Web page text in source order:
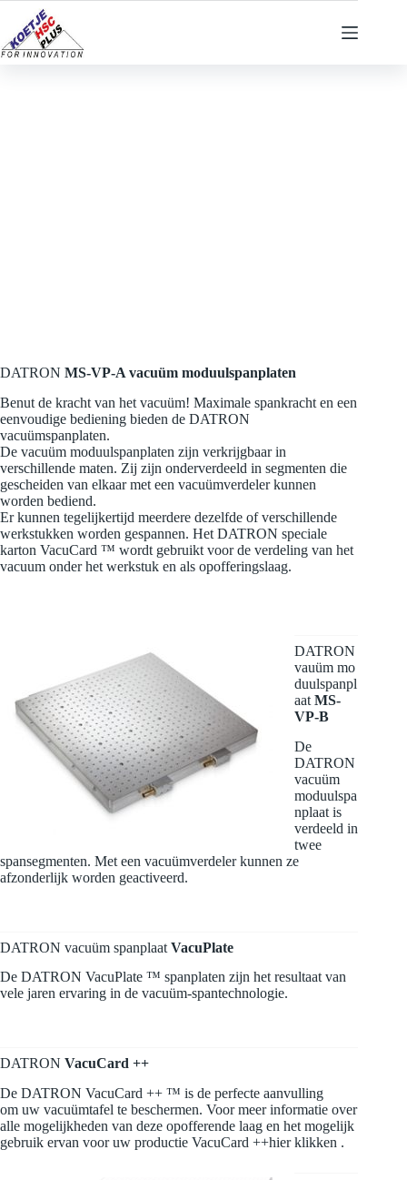
de
inhoud
DATRON MS-VP-A vacuüm moduulspanplaten
Benut de kracht van het vacuüm! Maximale spankracht en een
eenvoudige bediening bieden de DATRON
vacuümspanplaten.
De vacuüm moduulspanplaten zijn verkrijgbaar in
verschillende maten. Zij zijn onderverdeeld in segmenten die
gescheiden van elkaar met een vacuümverdeler kunnen
worden bediend.
Er kunnen tegelijkertijd meerdere dezelfde of verschillende
werkstukken worden gespannen. Het DATRON speciale
karton VacuCard ™ wordt gebruikt voor de verdeling van het
vacuum onder het werkstuk en als opofferingslaag.
DATRON
vauüm mo
duulspanpl
aat MS-
VP-B
De
DATRON
vacuüm
moduulspa
nplaat is
verdeeld in
twee
spansegmenten. Met een vacuümverdeler kunnen ze
afzonderlijk worden geactiveerd.
DATRON vacuüm spanplaat VacuPlate
De DATRON VacuPlate ™ spanplaten zijn het resultaat van
vele jaren ervaring in de vacuüm-spantechnologie.
DATRON VacuCard ++
De DATRON VacuCard ++ ™ is de perfecte aanvulling
om uw vacuümtafel te beschermen. Voor meer informatie over
alle mogelijkheden van deze opofferende laag en het mogelijk
gebruik ervan voor uw productie VacuCard ++hier klikken .